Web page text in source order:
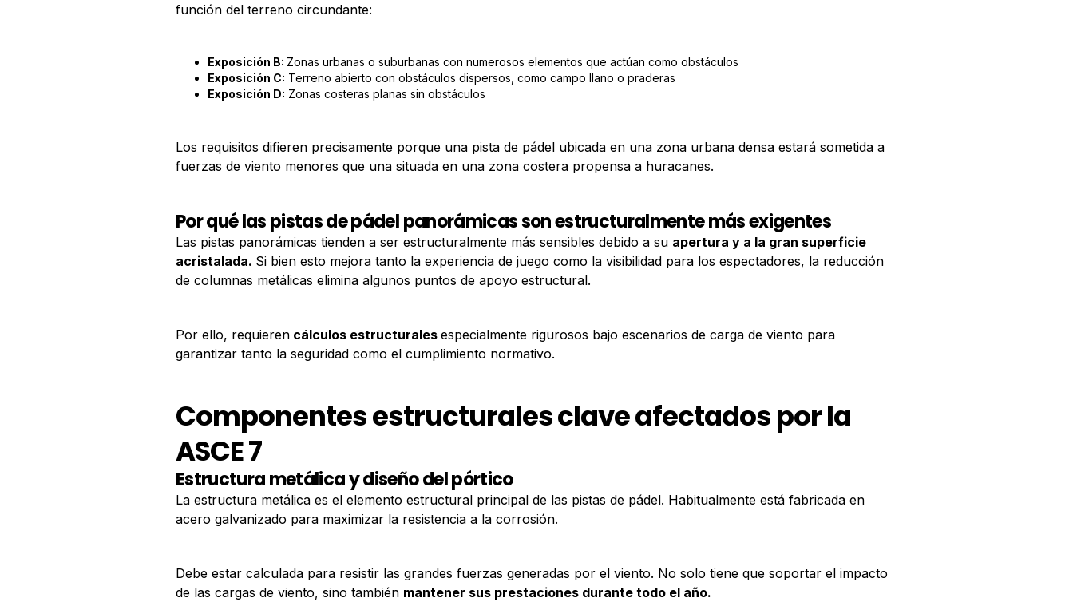
función del terreno circundante:
Exposición B: Zonas urbanas o suburbanas con numerosos elementos que actúan como obstáculos
Exposición C: Terreno abierto con obstáculos dispersos, como campo llano o praderas
Exposición D: Zonas costeras planas sin obstáculos
Los requisitos difieren precisamente porque una pista de pádel ubicada en una zona urbana densa estará sometida a
fuerzas de viento menores que una situada en una zona costera propensa a huracanes.
Por qué las pistas de pádel panorámicas son estructuralmente más exigentes
Las pistas panorámicas tienden a ser estructuralmente más sensibles debido a su apertura y a la gran superficie
acristalada. Si bien esto mejora tanto la experiencia de juego como la visibilidad para los espectadores, la reducción
de columnas metálicas elimina algunos puntos de apoyo estructural.
Por ello, requieren cálculos estructurales especialmente rigurosos bajo escenarios de carga de viento para
garantizar tanto la seguridad como el cumplimiento normativo.
Componentes estructurales clave afectados por la
ASCE 7
Estructura metálica y diseño del pórtico
La estructura metálica es el elemento estructural principal de las pistas de pádel. Habitualmente está fabricada en
acero galvanizado para maximizar la resistencia a la corrosión.
Debe estar calculada para resistir las grandes fuerzas generadas por el viento. No solo tiene que soportar el impacto
de las cargas de viento, sino también mantener sus prestaciones durante todo el año.